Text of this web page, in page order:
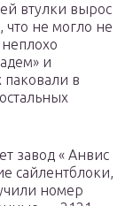
втулки вырос
не могло не
неплохо
и
паковали в
завод « Анвис
сайлентблоки,
номер